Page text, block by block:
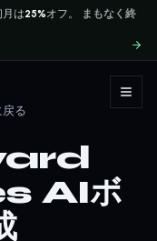
月は25%オフ。
まもなく終
る
AIボ